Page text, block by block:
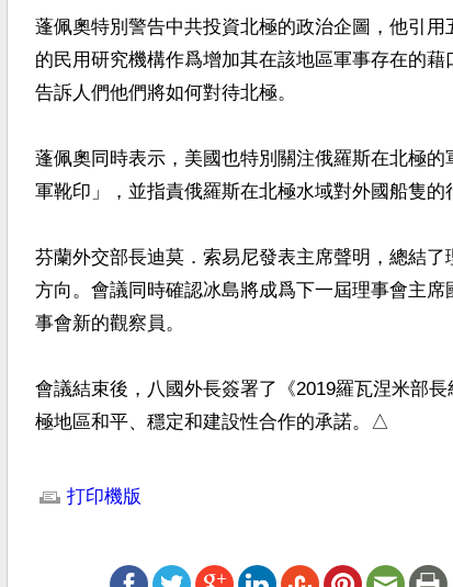
蓬佩奧特別警告中共投資北極的政治企圖，他引
的民用研究機構作爲增加其在該地區軍事存在的
告訴人們他們將如何對待北極。
蓬佩奧同時表示，美國也特別關注俄羅斯在北極
軍靴印」，並指責俄羅斯在北極水域對外國船隻的
芬蘭外交部長迪莫．索易尼發表主席聲明，總結
方向。會議同時確認冰島將成爲下一屆理事會主
事會新的觀察員。
會議結束後，八國外長簽署了《2019羅瓦涅米部
極地區和平、穩定和建設性合作的承諾。△
打印機版